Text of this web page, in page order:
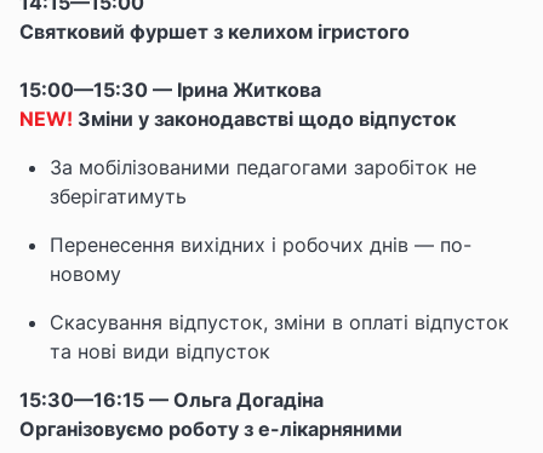
Святковий фуршет з келихом ігристого
15:00—15:30 — Ірина Житкова
NEW! Зміни у законодавстві щодо відпусток
За мобілізованими педагогами заробіток не
зберігатимуть
Перенесення вихідних і робочих днів — по-
новому
Скасування відпусток, зміни в оплаті відпусток
та нові види відпусток
15:30—16:15 — Ольга Догадіна
Організовуємо роботу з е-лікарняними